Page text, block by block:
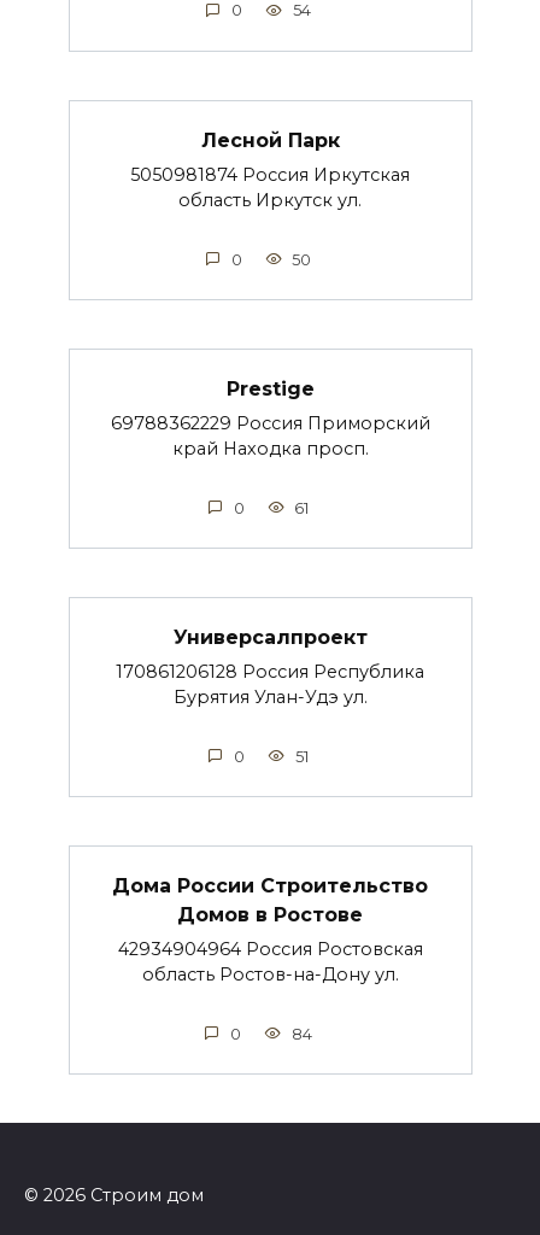
0 54
Лесной Парк
5050981874 Россия Иркутская
область Иркутск ул.
0 50
Prestige
69788362229 Россия Приморский
край Находка просп.
0 61
Универсалпроект
170861206128 Россия Республика
Бурятия Улан-Удэ ул.
0 51
Дома России Строительство
Домов в Ростове
42934904964 Россия Ростовская
область Ростов-на-Дону ул.
0 84
© 2026 Строим дом